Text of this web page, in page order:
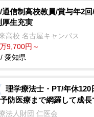
通信制高校教員/賞与年2
厚生充実
高校 名古屋キャンパス
9,700円～
愛知県
理学療法士・PT/年休120
防医療まで網羅して成長
法人財団 仁医会